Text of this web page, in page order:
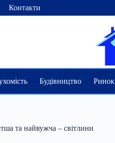
Контакти
Будівництво Ринок
та найвужча – світлини